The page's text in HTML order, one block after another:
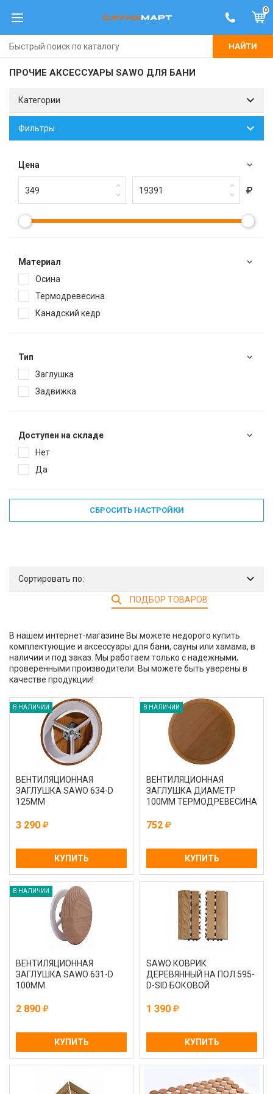
0
НАЙТИ
ПРОЧИЕ АКСЕССУАРЫ SAWO ДЛЯ БАНИ
Категории
Фильтры
Цена
Материал
Осина
Термодревесина
Канадский кедр
Тип
Заглушка
Задвижка
Доступен на складе
Нет
Да
СБРОСИТЬ НАСТРОЙКИ
Сортировать по:
ПОДБОР ТОВАРОВ
В НАЛИЧИИ
ВЕНТИЛЯЦИОННАЯ
ЗАГЛУШКА SAWO 634-D
125ММ
3 290
КУПИТЬ
В НАЛИЧИИ
ВЕНТИЛЯЦИОННАЯ
ЗАГЛУШКА ДИАМЕТР
100ММ ТЕРМОДРЕВЕСИНА
752
КУПИТЬ
В НАЛИЧИИ
ВЕНТИЛЯЦИОННАЯ
ЗАГЛУШКА SAWO 631-D
100ММ
2 890
КУПИТЬ
SAWO КОВРИК
ДЕРЕВЯННЫЙ НА ПОЛ 595-
D-SID БОКОВОЙ
1 390
КУПИТЬ
В нашем интернет-магазине Вы можете недорого купить
комплектующие и аксессуары для бани, сауны или хамама, в
наличии и под заказ. Мы работаем только с надежными,
проверенными производители. Вы можете быть уверены в
качестве продукции!